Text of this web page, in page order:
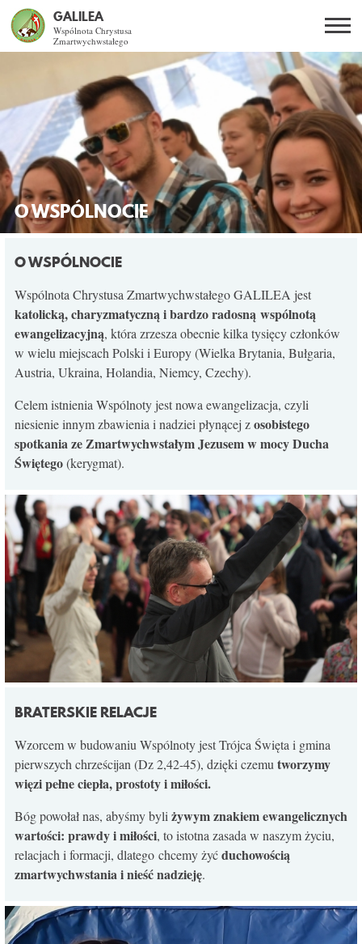
GALILEA
Wspólnota Chrystusa
Zmartwychwstałego
PL EN BG
Szukaj
CO DAJE ŻYCIE Z JEZUSEM?
SPOTKANIA OTWARTE
DLA KOGO?
WSPÓLNOTA
KURSY SNE
KONTAKT
O WSPÓLNOCIE
O WSPÓLNOCIE
Wspólnota Chrystusa Zmartwychwstałego GALILEA jest
katolicką, charyzmatyczną i bardzo radosną wspólnotą
ewangelizacyjną, która zrzesza obecnie kilka tysięcy członków
w wielu miejscach Polski i Europy (Wielka Brytania, Bułgaria,
Austria, Ukraina, Holandia, Niemcy, Czechy).
Celem istnienia Wspólnoty jest nowa ewangelizacja, czyli
niesienie innym zbawienia i nadziei płynącej zosobistego
spotkania ze Zmartwychwstałym Jezusem w mocy Ducha
Świętego(kerygmat).
BRATERSKIE RELACJE
Wzorcem w budowaniu Wspólnoty jest Trójca Święta i gmina
pierwszych chrześcijan (Dz 2,42-45), dzięki czemu tworzymy
więzi pełne ciepła, prostoty i miłości.
Bóg powołał nas, abyśmy byli żywym znakiem ewangelicznych
wartości: prawdy i miłości, to istotna zasada w naszym życiu,
relacjach i formacji, dlatego chcemy żyćduchowością
zmartwychwstania i nieść nadzieję.